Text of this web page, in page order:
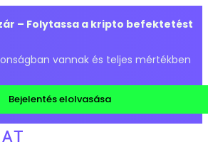
– Folytassa a kripto befektetést
vannak és teljes mértékben
Bejelentés elolvasása